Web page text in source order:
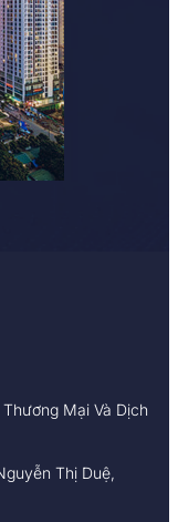
Mại Và Dịch
Thị Duệ,